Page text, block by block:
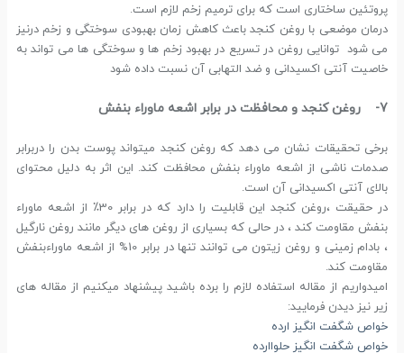
پروتئین ساختاری است که برای ترمیم زخم لازم است.
درمان موضعی با روغن کنجد باعث کاهش زمان بهبودی سوختگی و زخم درنیز
می شود توانایی روغن در تسریع در بهبود زخم ها و سوختگی ها می تواند به
خاصیت آنتی اکسیدانی و ضد التهابی آن نسبت داده شود
7- روغن کنجد و محافظت در برابر اشعه ماوراء بنفش
برخی تحقیقات نشان می دهد که روغن کنجد میتواند پوست بدن را دربرابر
صدمات ناشی از اشعه ماوراء بنفش محافظت کند. این اثر به دلیل محتوای
بالای آنتی اکسیدانی آن است.
در حقیقت ،روغن کنجد این قابلیت را دارد که در برابر 30٪ از اشعه ماوراء
بنفش مقاومت کند ، در حالی که بسیاری از روغن های دیگر مانند روغن نارگیل
، بادام زمینی و روغن زیتون می توانند تنها در برابر 10% از اشعه ماوراءبنفش
مقاومت کند.
امیدواریم از مقاله استفاده لازم را برده باشید پیشنهاد میکنیم از مقاله های
زیر نیز دیدن فرمایید:
خواص شگفت انگیز ارده
خواص شگفت انگیز حلواارده